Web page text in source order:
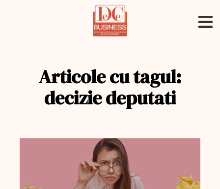
Articole cu tagul:
decizie deputati